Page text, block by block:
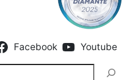
Facebook Youtube